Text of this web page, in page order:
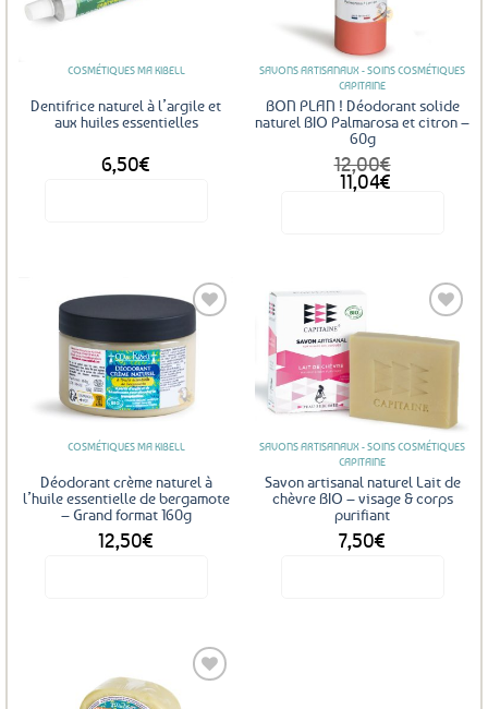
COSMÉTIQUES MA KIBELL
Dentifrice naturel à l’argile et
aux huiles essentielles
6,50€
SAVONS ARTISANAUX - SOINS COSMÉTIQUES
CAPITAINE
BON PLAN ! Déodorant solide
naturel BIO Palmarosa et citron –
60g
12,00€
Le
prix
11,04€
Le
prix
Ajouter
favoris
COSMÉTIQUES MA KIBELL
Déodorant crème naturel à
l’huile essentielle de bergamote
– Grand format 160g
12,50€
Ajouter
favoris
SAVONS ARTISANAUX - SOINS COSMÉTIQUES
CAPITAINE
Savon artisanal naturel Lait de
chèvre BIO – visage & corps
purifiant
7,50€